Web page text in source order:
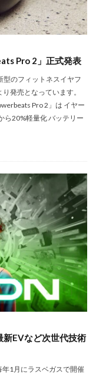
Pro 2」正式発表
型のフィットネスイヤフ
発売となっています。
Pro 2」は イヤー
ら20%軽量化 バッテリー
新EVなど次世代技術
1月にラスベガスで開催
Mamiya
Z
nikkor
300mm f/2.8 TC
f/1.4 S
Nikon
35mm 1.2
RED買収
Z6Ⅲ